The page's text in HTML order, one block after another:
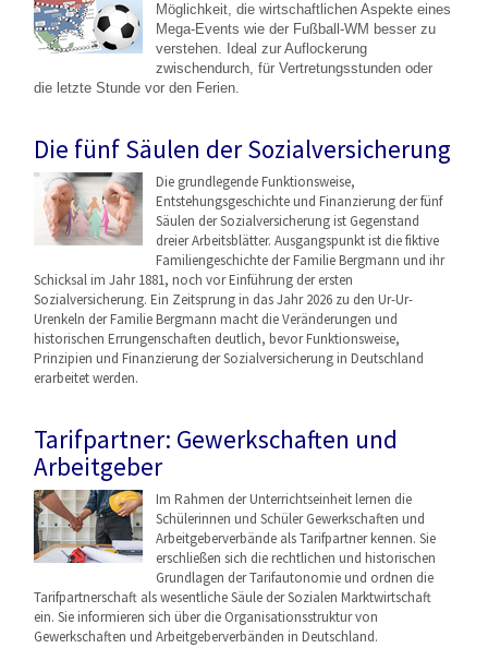
Möglichkeit, die wirtschaftlichen Aspekte eines
Mega-Events wie der Fußball-WM besser zu
verstehen. Ideal zur Auflockerung
zwischendurch, für Vertretungsstunden oder
die letzte Stunde vor den Ferien.
Die fünf Säulen der Sozialversicherung
Die grundlegende Funktionsweise,
Entstehungsgeschichte und Finanzierung der fünf
Säulen der Sozialversicherung ist Gegenstand
dreier Arbeitsblätter. Ausgangspunkt ist die fiktive
Familiengeschichte der Familie Bergmann und ihr
Schicksal im Jahr 1881, noch vor Einführung der ersten
Sozialversicherung. Ein Zeitsprung in das Jahr 2026 zu den Ur-Ur-
Urenkeln der Familie Bergmann macht die Veränderungen und
historischen Errungenschaften deutlich, bevor Funktionsweise,
Prinzipien und Finanzierung der Sozialversicherung in Deutschland
erarbeitet werden.
Tarifpartner: Gewerkschaften und
Arbeitgeber
Im Rahmen der Unterrichtseinheit lernen die
Schülerinnen und Schüler Gewerkschaften und
Arbeitgeberverbände als Tarifpartner kennen. Sie
erschließen sich die rechtlichen und historischen
Grundlagen der Tarifautonomie und ordnen die
Tarifpartnerschaft als wesentliche Säule der Sozialen Marktwirtschaft
ein. Sie informieren sich über die Organisationsstruktur von
Gewerkschaften und Arbeitgeberverbänden in Deutschland.